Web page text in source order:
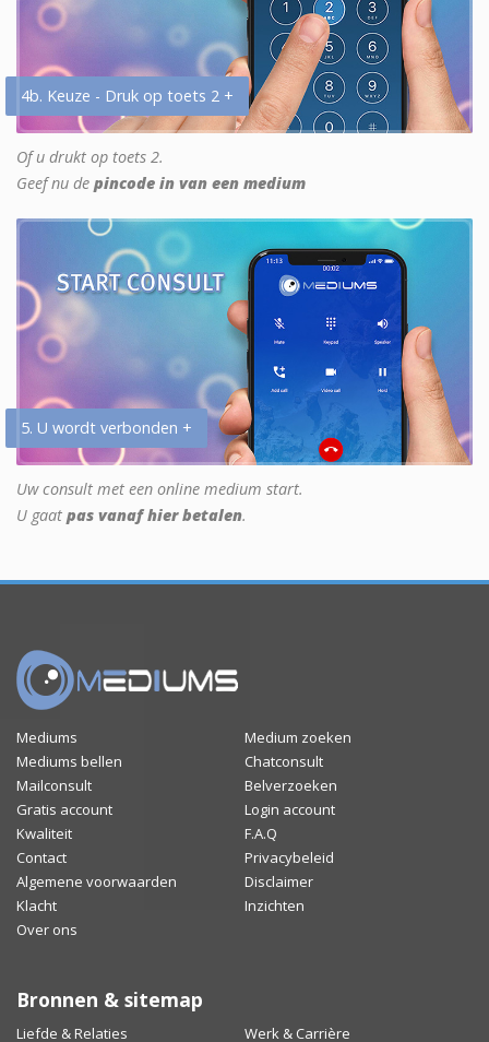
4b. Keuze - Druk op toets 2 +
Of u drukt op toets 2.
Geef nu de pincode in van een medium
5. U wordt verbonden +
Uw consult met een online medium start.
U gaat pas vanaf hier betalen.
Mediums
Medium zoeken
Mediums bellen
Chatconsult
Mailconsult
Belverzoeken
Gratis account
Login account
Kwaliteit
F.A.Q
Contact
Privacybeleid
Algemene voorwaarden
Disclaimer
Klacht
Inzichten
Over ons
Bronnen & sitemap
Liefde & Relaties Werk & Carrière